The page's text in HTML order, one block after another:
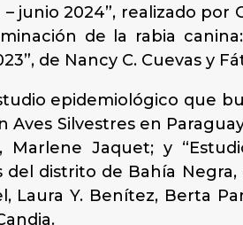
2024”, realizado por
de la rabia
de Nancy C. Cuevas y
epidemiológico que
Silvestres en
Jaquet; y
distrito de Bahía
Laura Y. Benítez, Berta